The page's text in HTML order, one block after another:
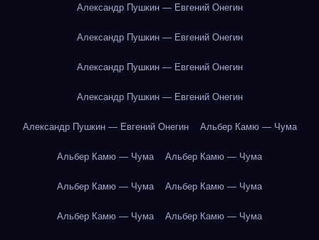
Александр Пушкин — Евгений Онегин
Александр Пушкин — Евгений Онегин
Александр Пушкин — Евгений Онегин
Александр Пушкин — Евгений Онегин
Александр Пушкин — Евгений Онегин Альбер Камю — Чума
Альбер Камю — Чума Альбер Камю — Чума
Альбер Камю — Чума Альбер Камю — Чума
Альбер Камю — Чума Альбер Камю — Чума